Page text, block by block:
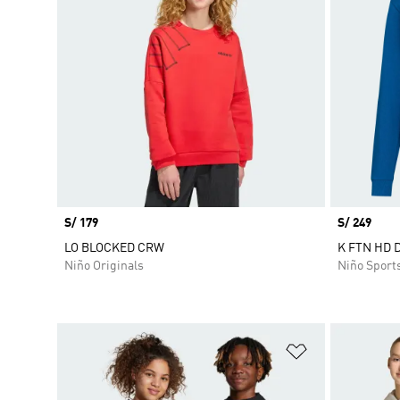
Precio
S/ 179
LO BLOCKED CRW
Niño Originals
Precio
S/ 249
K FTN HD
Niño
Añadir a la